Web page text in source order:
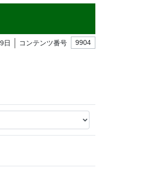
日 コンテンツ番号 9904